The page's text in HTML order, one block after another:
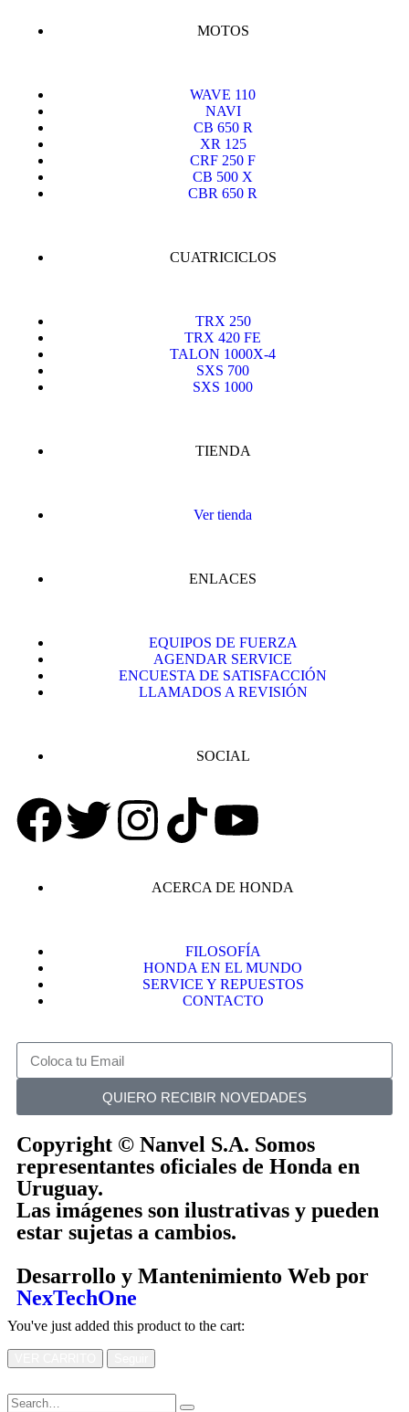
MOTOS
WAVE 110
NAVI
CB 650 R
XR 125
CRF 250 F
CB 500 X
CBR 650 R
CUATRICICLOS
TRX 250
TRX 420 FE
TALON 1000X-4
SXS 700
SXS 1000
TIENDA
Ver tienda
ENLACES
EQUIPOS DE FUERZA
AGENDAR SERVICE
ENCUESTA DE SATISFACCIÓN
LLAMADOS A REVISIÓN
SOCIAL
ACERCA DE HONDA
FILOSOFÍA
HONDA EN EL MUNDO
SERVICE Y REPUESTOS
CONTACTO
QUIERO RECIBIR NOVEDADES
Copyright © Nanvel S.A. Somos
representantes oficiales de Honda en
Uruguay.
Las imágenes son ilustrativas y pueden
estar sujetas a cambios.
Desarrollo y Mantenimiento Web por
NexTechOne
You've just added this product to the cart: